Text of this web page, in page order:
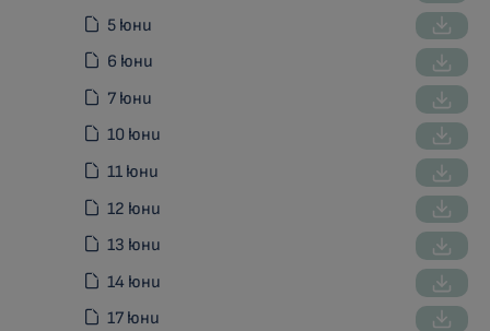
5 юни
6 юни
7 юни
10 юни
11 юни
12 юни
13 юни
14 юни
17 юни